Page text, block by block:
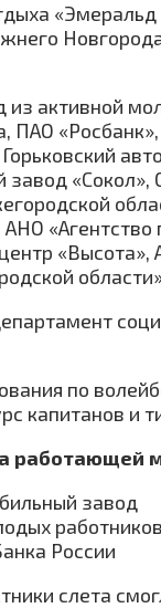
из активной
«Росбанк»,
завод
«Агентство
по
капитанов и
завод
России
слета